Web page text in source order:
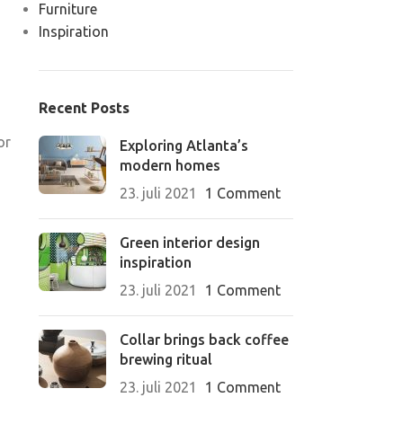
Furniture
Inspiration
Recent Posts
Exploring Atlanta’s
modern homes
23. juli 2021
1 Comment
Green interior design
inspiration
23. juli 2021
1 Comment
Collar brings back coffee
brewing ritual
23. juli 2021
1 Comment